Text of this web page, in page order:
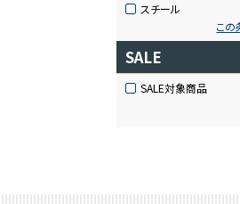
スチール
この
SALE
SALE対象商品